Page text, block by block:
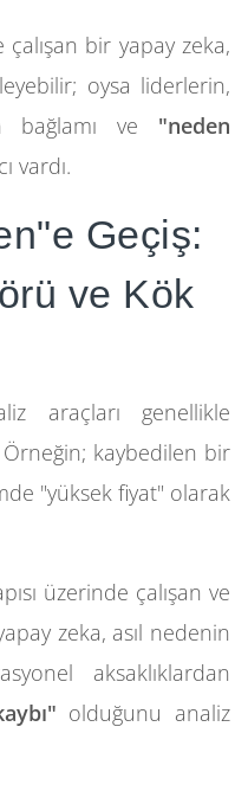
bir yapay zeka,
oysa liderlerin,
bağlamı ve "neden
vardı.
Geçiş:
ve Kök
araçları genellikle
kaybedilen bir
"yüksek fiyat" olarak
üzerinde çalışan ve
zeka, asıl nedenin
aksaklıklardan
olduğunu analiz